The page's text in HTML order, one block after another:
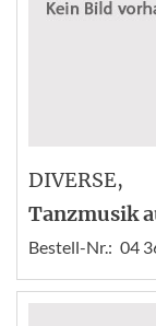
DIVERSE,
Tanzmusik
Bestell-Nr.: 04